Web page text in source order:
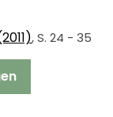
, S. 24 - 35